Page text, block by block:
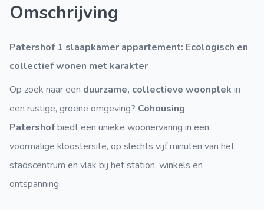
Omschrijving
Patershof 1 slaapkamer appartement: Ecologisch en
collectief wonen met karakter
Op zoek naar een duurzame, collectieve woonplek in
een rustige, groene omgeving? Cohousing
Patershofbiedt een unieke woonervaring in een
voormalige kloostersite, op slechts vijf minuten van het
stadscentrum en vlak bij het station, winkels en
ontspanning.